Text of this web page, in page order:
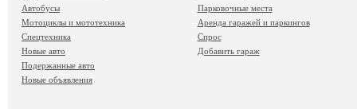
Автобусы
Мотоциклы и мототехника
Спецтехника
Новые авто
Подержанные авто
Новые объявления
Парковочные места
Аренда гаражей и паркингов
Спрос
Добавить гараж